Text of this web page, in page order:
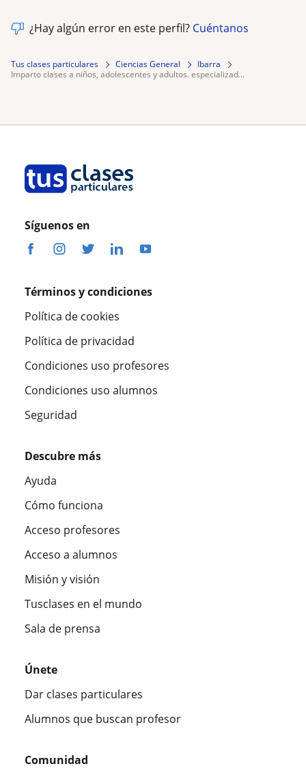
¿Hay algún error en este perfil? Cuéntanos
Tus clases particulares Ciencias General
Ibarra
imparto clases a niños, adolescentes y adultos. especializad...
Síguenos en
Términos y condiciones
Política de cookies
Política de privacidad
Condiciones uso profesores
Condiciones uso alumnos
Seguridad
Descubre más
Ayuda
Cómo funciona
Acceso profesores
Acceso a alumnos
Misión y visión
Tusclases en el mundo
Sala de prensa
Únete
Dar clases particulares
Alumnos que buscan profesor
Comunidad